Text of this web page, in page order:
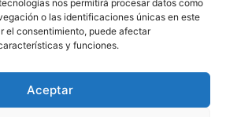
nos permitirá procesar datos como
o las identificaciones únicas en este
el consentimiento, puede afectar
y funciones.
Aceptar
13-15, Madrid